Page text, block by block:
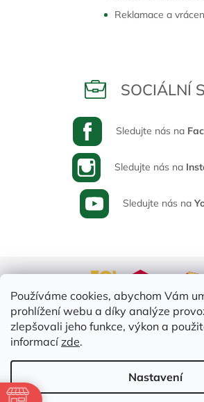
Používáme cookies, abychom Vám
prohlížení webu a díky analýze
zlepšovali jeho funkce, výkon a
informacízde.
Nastavení
Reklamace a
SOCIÁLNÍ
Sledujte nás na
Sledujte nás na
Sledujte nás na